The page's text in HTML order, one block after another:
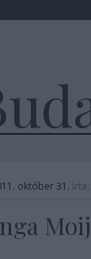
október 31. írta: